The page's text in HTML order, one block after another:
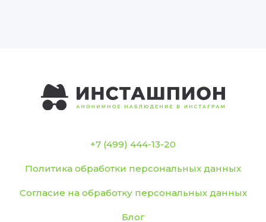
+7 (499) 444-13-20
Политика обработки персональных данных
Согласие на обработку персональных данных
Блог